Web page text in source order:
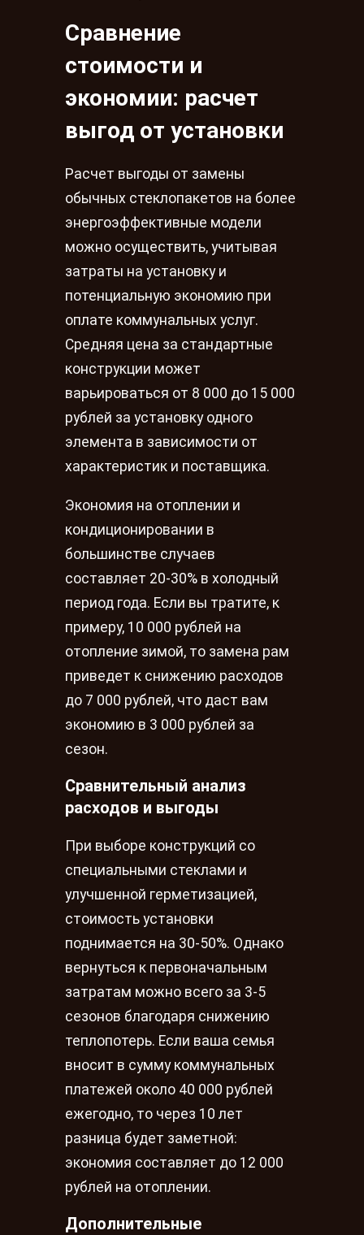
Сравнение
стоимости и
экономии: расчет
выгод от установки
Расчет выгоды от замены
обычных стеклопакетов на более
энергоэффективные модели
можно осуществить, учитывая
затраты на установку и
потенциальную экономию при
оплате коммунальных услуг.
Средняя цена за стандартные
конструкции может
варьироваться от 8 000 до 15 000
рублей за установку одного
элемента в зависимости от
характеристик и поставщика.
Экономия на отоплении и
кондиционировании в
большинстве случаев
составляет 20-30% в холодный
период года. Если вы тратите, к
примеру, 10 000 рублей на
отопление зимой, то замена рам
приведет к снижению расходов
до 7 000 рублей, что даст вам
экономию в 3 000 рублей за
сезон.
Сравнительный анализ
расходов и выгоды
При выборе конструкций со
специальными стеклами и
улучшенной герметизацией,
стоимость установки
поднимается на 30-50%. Однако
вернуться к первоначальным
затратам можно всего за 3-5
сезонов благодаря снижению
теплопотерь. Если ваша семья
вносит в сумму коммунальных
платежей около 40 000 рублей
ежегодно, то через 10 лет
разница будет заметной:
экономия составляет до 12 000
рублей на отоплении.
Дополнительные